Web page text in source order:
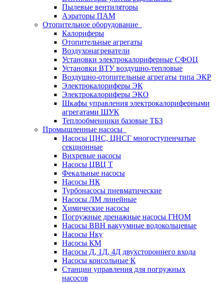
Пылевые вентиляторы
Аэраторы ПАМ
Отопительное оборудование
Калориферы
Отопительные агрегаты
Воздухонагреватели
Установки электрокалориферные СФОЦ
Установки ВТУ воздушно-тепловые
Воздушно-отопительные агрегаты типа ЭКР
Электрокалориферы ЭК
Электрокалориферы ЭКО
Шкафы управления электрокалориферными
агрегатами ШУК
Теплообменники базовые ТБЗ
Промышленные насосы
Насосы ЦНС, ЦНСГ многоступенчатые
секционные
Вихревые насосы
Насосы ЦВЦ Т
Фекальные насосы
Насосы НК
Турбонасосы пневматические
Насосы ЛМ линейные
Химические насосы
Погружные дренажные насосы ГНОМ
Насосы ВВН вакуумные водокольцевые
Насосы Нку
Насосы КМ
Насосы Д, 1Д, 4Д двухстороннего входа
Насосы консольные К
Станции управления для погружных
насосов